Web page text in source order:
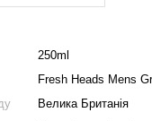
250ml
Fresh Heads Mens
Велика Британія